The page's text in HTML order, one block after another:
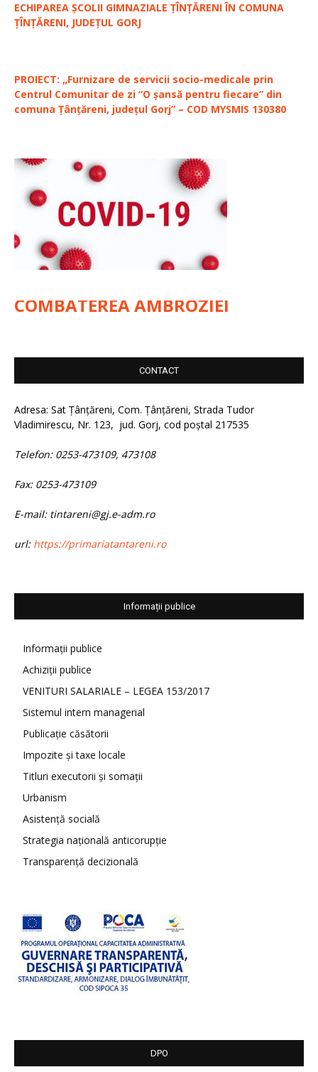
ECHIPAREA ȘCOLII GIMNAZIALE ȚÎNȚĂRENI ÎN COMUNA
ȚÎNȚĂRENI, JUDEȚUL GORJ
PROIECT: „Furnizare de servicii socio-medicale prin
Centrul Comunitar de zi “O șansă pentru fiecare” din
comuna Țânțăreni, județul Gorj” – COD MYSMIS 130380
COMBATEREA AMBROZIEI
CONTACT
Adresa: Sat Țânțăreni, Com. Țânțăreni, Strada Tudor
Vladimirescu, Nr. 123, jud. Gorj, cod poștal 217535
Telefon: 0253-473109, 473108
Fax: 0253-473109
E-mail: tintareni@gj.e-adm.ro
url: https://primariatantareni.ro
Informații publice
Informații publice
Achiziții publice
VENITURI SALARIALE – LEGEA 153/2017
Sistemul intern managerial
Publicație căsătorii
Impozite și taxe locale
Titluri executorii și somații
Urbanism
Asistență socială
Strategia națională anticorupție
Transparență decizională
DPO